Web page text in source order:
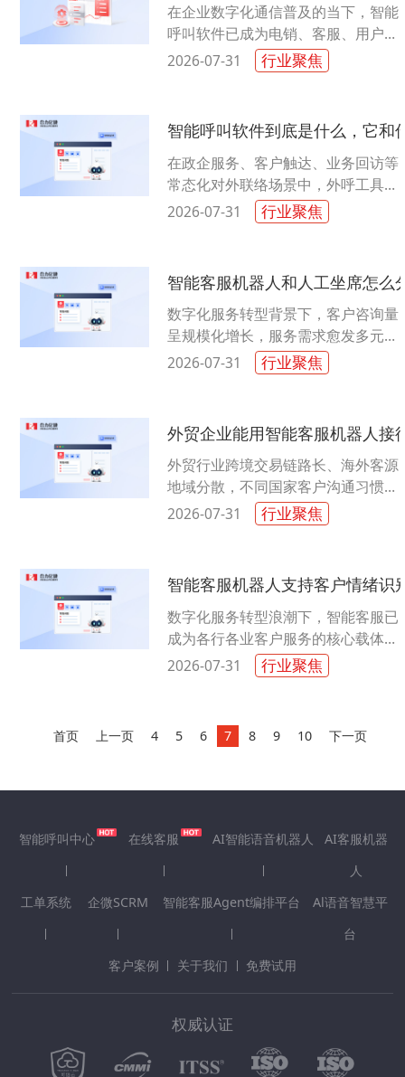
在企业数字化通信普及的当下，智能
呼叫软件已成为电销、客服、用户运
营场景的基础工具。多数用户对其认
知仅停留在自动拨号这一基础功能，
2026-07-31 行业聚焦
智能呼叫软件到底是什么，它和
在政企服务、客户触达、业务回访等
常态化对外联络场景中，外呼工具已
经成为运营体系里不可或缺的组成部
分。很多从业者仅停留在“能自动拨
2026-07-31 行业聚焦
智能客服机器人和人工坐席怎么
数字化服务转型背景下，客户咨询量
呈规模化增长，服务需求愈发多元细
碎。单一人工客服模式成本高、响应
慢，纯智能客服又难以适配复杂诉
2026-07-31 行业聚焦
外贸企业能用智能客服机器人接
外贸行业跨境交易链路长、海外客源
地域分散，不同国家客户沟通习惯、
使用载体存在明显差异，人工客服难
以实现全天候覆盖。智能客服机器人
2026-07-31 行业聚焦
智能客服机器人支持客户情绪识
数字化服务转型浪潮下，智能客服已
成为各行各业客户服务的核心载体。
多数用户与企业都存在疑问，智能客
服能否精准捕捉客户情绪、跳出固定
2026-07-31 行业聚焦
首页 上一页 4 5 6 7 8 9 10 下一页
智能呼叫中心 在线客服 AI智能语音机器人
AI客服机器
人
工单系统
企微SCRM 智能客服Agent编排平台
Al语音智慧平
台
客户案例
关于我们 免费试用
权威认证